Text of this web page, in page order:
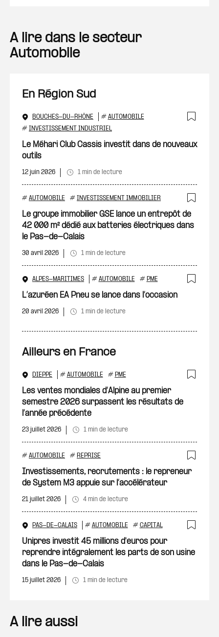
A lire dans le secteur
Automobile
En Région Sud
BOUCHES-DU-RHÔNE # AUTOMOBILE
# INVESTISSEMENT INDUSTRIEL
Le Méhari Club Cassis investit dans de nouveaux
outils
12 juin 2026 1 min de lecture
# AUTOMOBILE # INVESTISSEMENT IMMOBILIER
Le groupe immobilier GSE lance un entrepôt de
42 000 m² dédié aux batteries électriques dans
le Pas-de-Calais
30 avril 2026 1 min de lecture
ALPES-MARITIMES # AUTOMOBILE # PME
L’azuréen EA Pneu se lance dans l’occasion
20 avril 2026 1 min de lecture
Ailleurs en France
DIEPPE # AUTOMOBILE # PME
Les ventes mondiales d’Alpine au premier
semestre 2026 surpassent les résultats de
l’année précédente
23 juillet 2026 1 min de lecture
# AUTOMOBILE # REPRISE
Investissements, recrutements : le repreneur
de System M3 appuie sur l’accélérateur
21 juillet 2026 4 min de lecture
PAS-DE-CALAIS # AUTOMOBILE # CAPITAL
Unipres investit 45 millions d'euros pour
reprendre intégralement les parts de son usine
dans le Pas-de-Calais
15 juillet 2026 1 min de lecture
A lire aussi